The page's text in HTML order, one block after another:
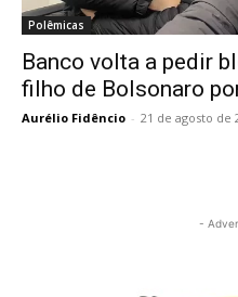
Polêmicas
Banco volta a pedir
filho de Bolsonaro
Aurélio Fidêncio - 21 de agosto de
-